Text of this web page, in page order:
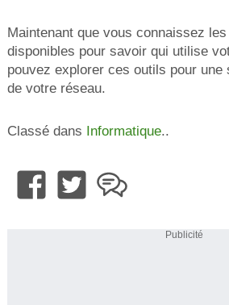
Maintenant que vous connaissez
disponibles pour savoir qui utilise
pouvez explorer ces outils pour une
de votre réseau.
Classé dans Informatique..
Publicité